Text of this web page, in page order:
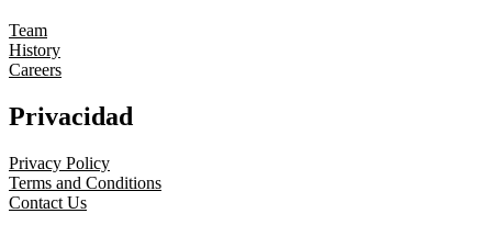
Team
History
Careers
Privacidad
Privacy Policy
Terms and Conditions
Contact Us